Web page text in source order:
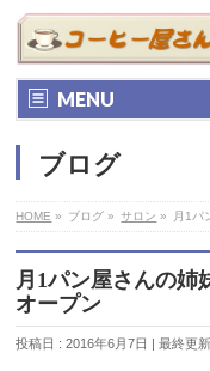
MENU
ブログ
HOME » ブログ » サロン » 月1パ
月1パン屋さんの姉
オープン
投稿日 : 2016年6月7日 最終更